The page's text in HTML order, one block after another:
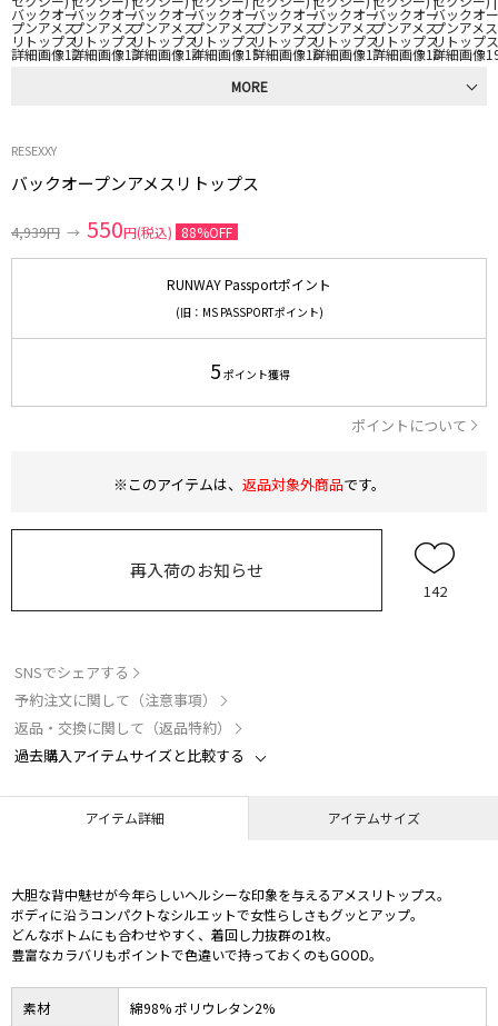
MORE
RESEXXY
バックオープンアメスリトップス
4,939円 → 550円(税込) 88%OFF
RUNWAY Passportポイント
(旧：MS PASSPORTポイント)
5 ポイント獲得
ポイントについて
※このアイテムは、 返品対象外商品です。
再入荷のお知らせ
142
SNSでシェアする
予約注文に関して（注意事項）
返品・交換に関して（返品特約）
過去購入アイテムサイズと比較する
アイテム詳細 アイテムサイズ
大胆な背中魅せが今年らしいヘルシーな印象を与えるアメスリトップス。
ボディに沿うコンパクトなシルエットで女性らしさもグッとアップ。
どんなボトムにも合わせやすく、着回し力抜群の1枚。
豊富なカラバリもポイントで色違いで持っておくのもGOOD。
素材 綿98% ポリウレタン2%